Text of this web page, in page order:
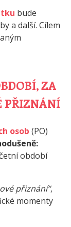
bude
a další. Cílem
ZA
PŘIZNÁNÍ
osob (PO)
období
přiznání“,
momenty